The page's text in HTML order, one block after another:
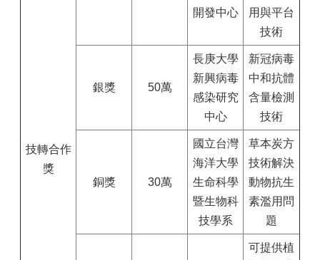
技轉合作
獎
開發中心
用與平台
技術
銀獎 50萬
長庚大學
新興病毒
感染研究
中心
新冠病毒
中和抗體
含量檢測
技術
銅獎 30萬
國立台灣
海洋大學
生命科學
暨生物科
技學系
草本炭方
技術解決
動物抗生
素濫用問
題
可提供植